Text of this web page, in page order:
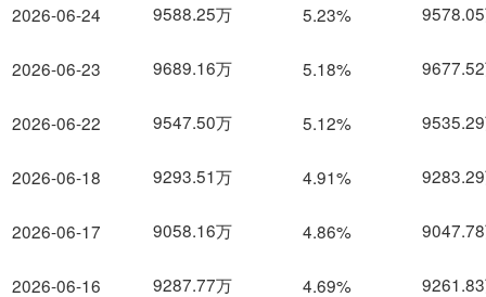
2026-06-24
2026-06-23
2026-06-22
2026-06-18
2026-06-17
2026-06-16
9588.25万 5.23%
9689.16万 5.18%
9547.50万 5.12%
9293.51万 4.91%
9058.16万 4.86%
9287.77万 4.69%